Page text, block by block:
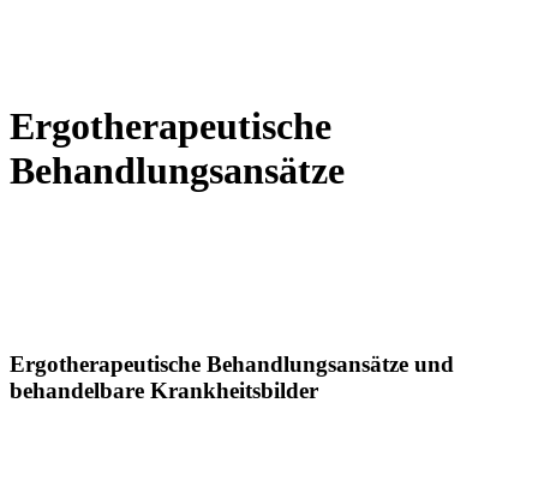
Ergotherapeutische
Behandlungsansätze
Ergotherapeutische Behandlungsansätze und
behandelbare Krankheitsbilder